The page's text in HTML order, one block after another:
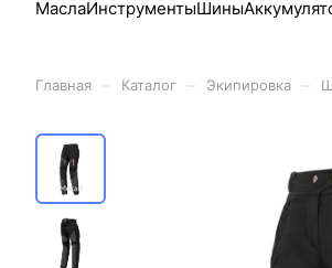
МаслаИнструментыШины
Главная Каталог Экипировка